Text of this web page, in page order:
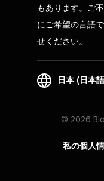
もあります。ご
にご希望の言語
せください。
日本 (日本
© 2026
私の個人